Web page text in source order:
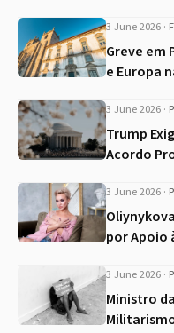
3 June 2026 ·
Greve em
e Europa
3 June 2026 ·
Trump
Acordo
3 June 2026 ·
por Apoio
3 June 2026 ·
Ministro